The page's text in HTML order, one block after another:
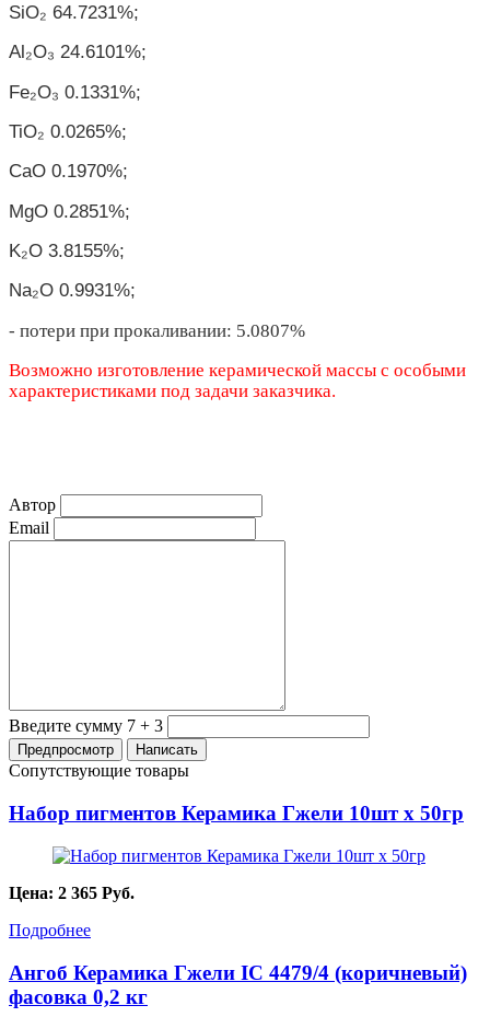
SiO₂ 64.7231%;
Al₂O₃ 24.6101%;
Fe₂O₃ 0.1331%;
TiO₂ 0.0265%;
CaO 0.1970%;
MgO 0.2851%;
K₂O 3.8155%;
Na₂O 0.9931%;
- потери при прокаливании: 5.0807%
Возможно изготовление керамической массы с особыми
характеристиками под задачи заказчика.
Автор
Email
Введите сумму 7 + 3
Сопутствующие товары
Набор пигментов Керамика Гжели 10шт х 50гр
Цена: 2 365 Руб.
Подробнее
Ангоб Керамика Гжели IC 4479/4 (коричневый)
фасовка 0,2 кг